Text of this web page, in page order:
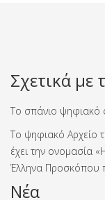
Σχετικά με
Το σπάνιο ψηφιακό
Το ψηφιακό Αρχείο
έχει την ονομασία
Έλληνα Προσκόπου
Νέα